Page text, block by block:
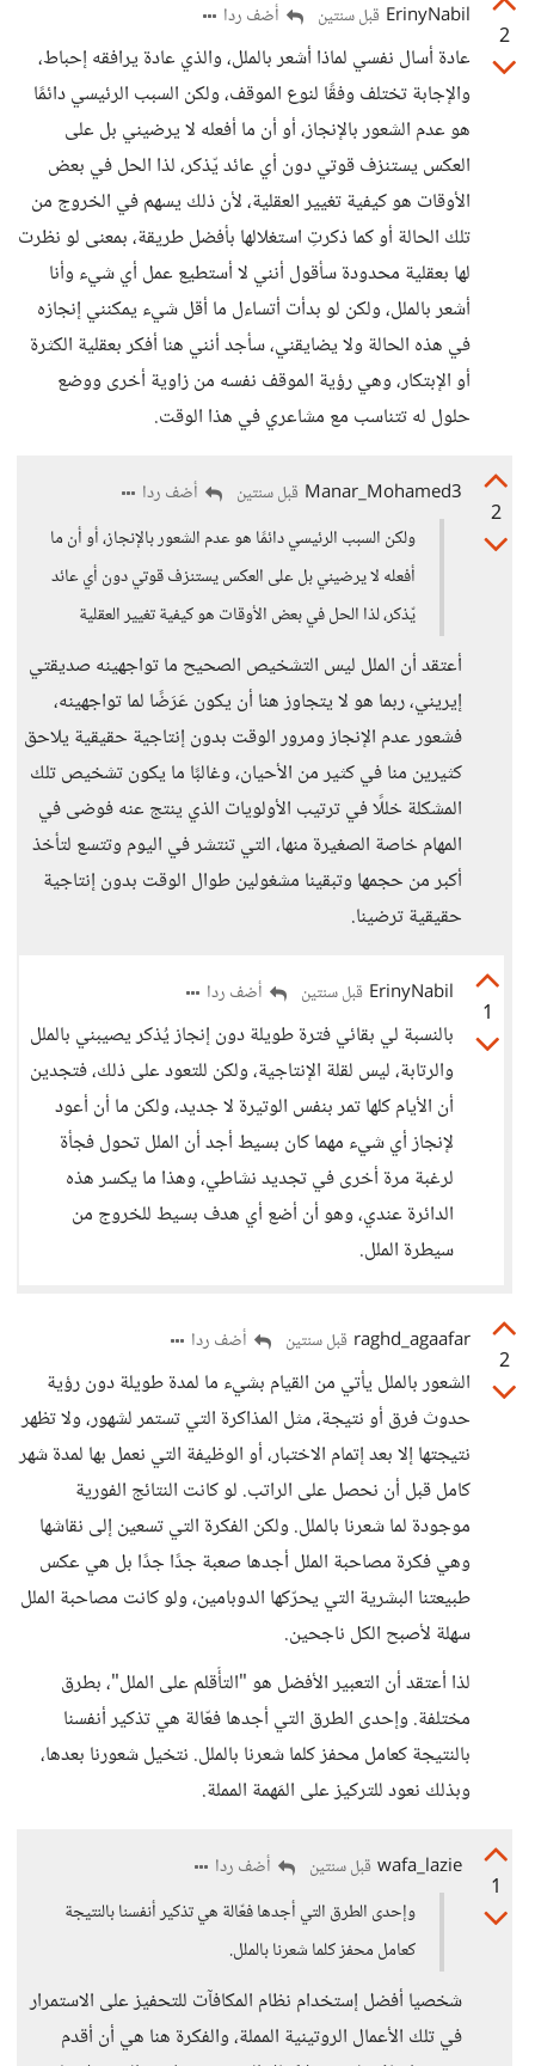
2
ErinyNabil قبل سنتين أضف ردا
عادة أسال نفسي لماذا أشعر بالملل، والذي عادة يرافقه إحباط،
والإجابة تختلف وفقًا لنوع الموقف، ولكن السبب الرئيسي دائمًا
هو عدم الشعور بالإنجاز، أو أن ما أفعله لا يرضيني بل على
العكس يستنزف قوتي دون أي عائد يّذكر، لذا الحل في بعض
الأوقات هو كيفية تغيير العقلية، لأن ذلك يسهم في الخروج من
تلك الحالة أو كما ذكرتِ استغلالها بأفضل طريقة، بمعنى لو نظرت
لها بعقلية محدودة سأقول أنني لا أستطيع عمل أي شيء وأنا
أشعر بالملل، ولكن لو بدأت أتساءل ما أقل شيء يمكنني إنجازه
في هذه الحالة ولا يضايقني، سأجد أنني هنا أفكر بعقلية الكثرة
أو الإبتكار، وهي رؤية الموقف نفسه من زاوية أخرى ووضع
حلول له تتناسب مع مشاعري في هذا الوقت.
2
Manar_Mohamed3 قبل سنتين
أضف ردا
ولكن السبب الرئيسي دائمًا هو عدم الشعور بالإنجاز، أو أن ما
أفعله لا يرضيني بل على العكس يستنزف قوتي دون أي عائد
يّذكر، لذا الحل في بعض الأوقات هو كيفية تغيير العقلية
أعتقد أن الملل ليس التشخيص الصحيح ما تواجهينه صديقتي
إيريني، ربما هو لا يتجاوز هنا أن يكون عَرَضًا لما تواجهينه،
فشعور عدم الإنجاز ومرور الوقت بدون إنتاجية حقيقية يلاحق
كثيرين منا في كثير من الأحيان، وغالبًا ما يكون تشخيص تلك
المشكلة خللًا في ترتيب الأولويات الذي ينتج عنه فوضى في
المهام خاصة الصغيرة منها، التي تنتشر في اليوم وتتسع لتأخذ
أكبر من حجمها وتبقينا مشغولين طوال الوقت بدون إنتاجية
حقيقية ترضينا.
1
ErinyNabil قبل سنتين أضف ردا
بالنسبة لي بقائي فترة طويلة دون إنجاز يُذكر يصيبني بالملل
والرتابة، ليس لقلة الإنتاجية، ولكن للتعود على ذلك، فتجدين
أن الأيام كلها تمر بنفس الوتيرة لا جديد، ولكن ما أن أعود
لإنجاز أي شيء مهما كان بسيط أجد أن الملل تحول فجأة
لرغبة مرة أخرى في تجديد نشاطي، وهذا ما يكسر هذه
الدائرة عندي، وهو أن أضع أي هدف بسيط للخروج من
سيطرة الملل.
2
raghd_agaafar قبل سنتين أضف ردا
الشعور بالملل يأتي من القيام بشيء ما لمدة طويلة دون رؤية
حدوث فرق أو نتيجة، مثل المذاكرة التي تستمر لشهور، ولا تظهر
نتيجتها إلا بعد إتمام الاختبار، أو الوظيفة التي نعمل بها لمدة شهر
كامل قبل أن نحصل على الراتب. لو كانت النتائج الفورية
موجودة لما شعرنا بالملل. ولكن الفكرة التي تسعين إلى نقاشها
وهي فكرة مصاحبة الملل أجدها صعبة جدًا جدًا بل هي عكس
طبيعتنا البشرية التي يحرّكها الدوبامين، ولو كانت مصاحبة الملل
سهلة لأصبح الكل ناجحين.
لذا أعتقد أن التعبير الأفضل هو "التأٌقلم على الملل"، بطرق
مختلفة. وإحدى الطرق التي أجدها فعّالة هي تذكير أنفسنا
بالنتيجة كعامل محفز كلما شعرنا بالملل. نتخيل شعورنا بعدها،
وبذلك نعود للتركيز على المَهمة المملة.
1
wafa_lazie قبل سنتين
أضف ردا
وإحدى الطرق التي أجدها فعّالة هي تذكير أنفسنا بالنتيجة
كعامل محفز كلما شعرنا بالملل.
شخصيا أفضل إستخدام نظام المكافآت للتحفيز على الاستمرار
في تلك الأعمال الروتينية المملة، والفكرة هنا هي أن أقدم